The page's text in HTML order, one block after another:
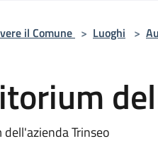
il Comune > Luoghi >
Trinseo